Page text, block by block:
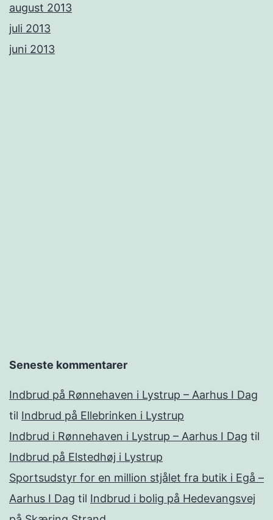
august 2013
juli 2013
juni 2013
Seneste kommentarer
Indbrud på Rønnehaven i Lystrup – Aarhus I Dag
til Indbrud på Ellebrinken i Lystrup
Indbrud i Rønnehaven i Lystrup – Aarhus I Dag til
Indbrud på Elstedhøj i Lystrup
Sportsudstyr for en million stjålet fra butik i Egå –
Aarhus I Dag til Indbrud i bolig på Hedevangsvej